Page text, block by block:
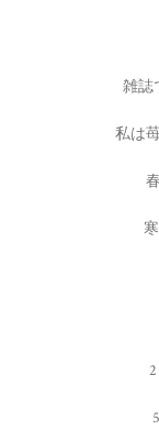
雑誌
私は
2
5